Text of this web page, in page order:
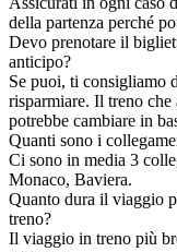
della partenza perché
Devo prenotare il
anticipo?
Se puoi, ti consigliamo
risparmiare. Il treno
potrebbe cambiare in
Quanti sono i
Ci sono in media 3
Monaco, Baviera.
Quanto dura il viaggio
treno?
Il viaggio in treno più